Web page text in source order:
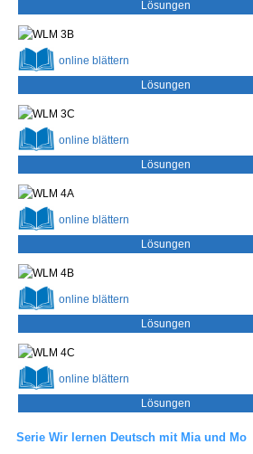
Lösungen
online blättern
Lösungen
online blättern
Lösungen
online blättern
Lösungen
online blättern
Lösungen
online blättern
Lösungen
Serie Wir lernen Deutsch mit Mia und Mo